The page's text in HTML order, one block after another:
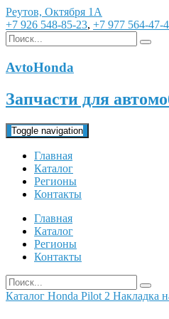
Реутов, Октября 1А
+7 926 548-85-23, +7 977 564-47-
AvtoHonda
Запчасти для
Toggle navigation
Главная
Каталог
Регионы
Контакты
Главная
Каталог
Регионы
Контакты
Каталог Honda Pilot 2 Накладка